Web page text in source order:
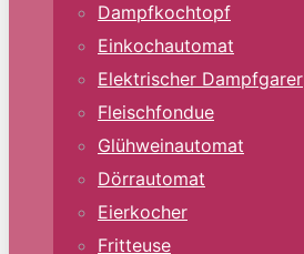
Dampfkochtopf
Einkochautomat
Elektrischer Dampfgarer
Fleischfondue
Glühweinautomat
Dörrautomat
Eierkocher
Fritteuse